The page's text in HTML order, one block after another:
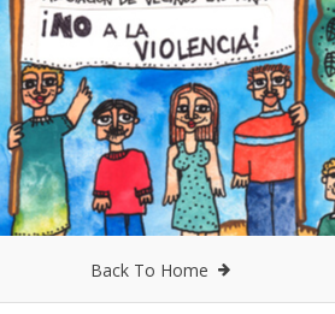
Back To Home